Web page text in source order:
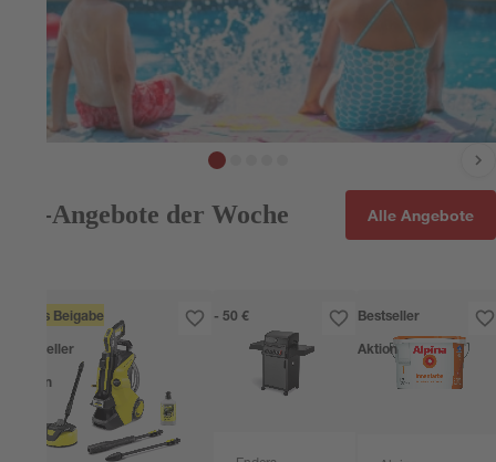
Alles für Abkühlung & Outdoor-Spaß im Sommer
Top-Angebote der Woche Alle Angebote
Gratis Beigabe
Bestseller
Aktion
- 50 € Bestseller
Aktion